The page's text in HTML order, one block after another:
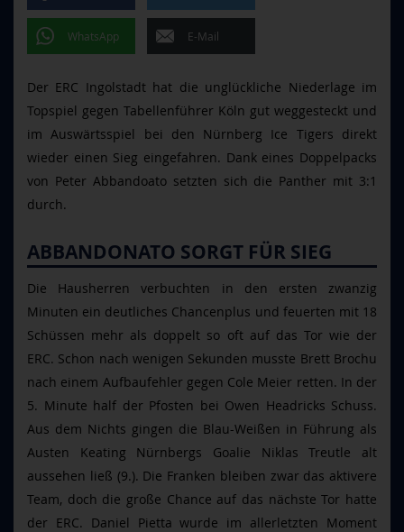
WhatsApp E-Mail
Der ERC Ingolstadt hat die unglückliche Niederlage im
Topspiel gegen Tabellenführer Köln gut weggesteckt und
im Auswärtsspiel bei den Nürnberg Ice Tigers direkt
wieder einen Sieg eingefahren. Dank eines Doppelpacks
von Peter Abbandoato setzten sich die Panther mit 3:1
durch.
ABBANDONATO SORGT FÜR SIEG
Die Hausherren verbuchten in den ersten zwanzig
Minuten ein deutliches Chancenplus und feuerten mit 18
Schüssen mehr als doppelt so oft auf das Tor wie der
ERC. Schon nach wenigen Sekunden musste Brett Brochu
nach einem Aufbaufehler gegen Cole Meier retten. In der
5. Minute half der Pfosten bei Owen Headricks Schuss.
Aus dem Nichts gingen die Blau-Weißen in Führung als
Austen Keating Nürnbergs Goalie Niklas Treutle alt
aussehen ließ (9.). Die Franken bleiben zwar das aktivere
Team, doch die große Chance auf das nächste Tor hatte
der ERC. Daniel Pietta wurde im allerletzten Moment